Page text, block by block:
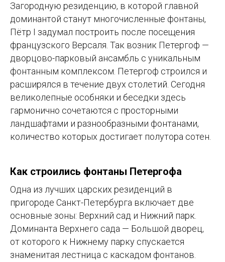
Загородную резиденцию, в которой главной
доминантой станут многочисленные фонтаны,
Пётр I задумал построить после посещения
французского Версаля. Так возник Петергоф —
дворцово-парковый ансамбль с уникальным
фонтанным комплексом. Петергоф строился и
расширялся в течение двух столетий. Сегодня
великолепные особняки и беседки здесь
гармонично сочетаются с просторными
ландшафтами и разнообразными фонтанами,
количество которых достигает полутора сотен.
Как строились фонтаны Петергофа
Одна из лучших царских резиденций в
пригороде Санкт-Петербурга включает две
основные зоны: Верхний сад и Нижний парк.
Доминанта Верхнего сада — Большой дворец,
от которого к Нижнему парку спускается
знаменитая лестница с каскадом фонтанов.